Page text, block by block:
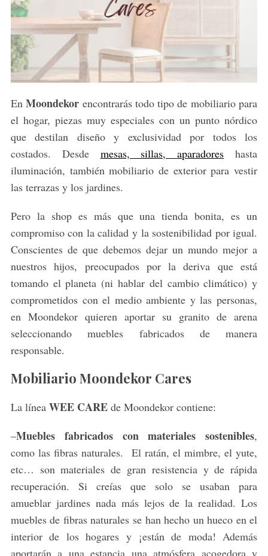
EnMoondekor encontrarás todo tipo de mobiliario para
el hogar, piezas muy especiales con un punto nórdico
que destilan diseño y exclusividad por todos los
costados. Desde mesas, sillas, aparadores hasta
iluminación, también mobiliario de exterior para vestir
las terrazas y los jardines.
Pero la shop es más que una tienda bonita, es un
compromiso con la calidad y la sostenibilidad por igual.
Conscientes de que debemos dejar un mundo mejor a
nuestros hijos, preocupados por la deriva que está
tomando el planeta (ni hablar del cambio climático) y
comprometidos con el medio ambiente y las personas,
en Moondekor quieren aportar su granito de arena
seleccionando muebles fabricados de manera
responsable.
Mobiliario Moondekor Cares
La línea WEE CAREde Moondekor contiene:
–Muebles fabricados con materiales sostenibles,
como las fibras naturales. El ratán, el mimbre, el yute,
etc… son materiales de gran resistencia y de rápida
recuperación. Si creías que solo se usaban para
amueblar jardines nada más lejos de la realidad. Los
muebles de fibras naturales se han hecho un hueco en el
interior de los hogares y ¡están de moda! Además
aportarán a una estancia una atmósfera acogedora y